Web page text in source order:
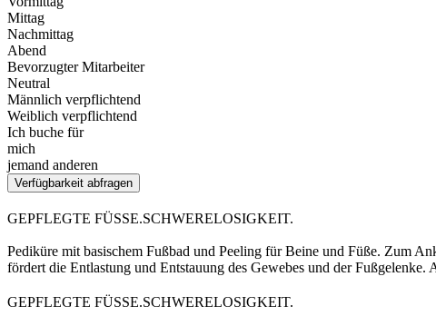
Mittag
Nachmittag
Abend
Bevorzugter Mitarbeiter
Neutral
Männlich verpflichtend
Weiblich verpflichtend
Ich buche für
mich
jemand anderen
Verfügbarkeit abfragen
GEPFLEGTE FÜSSE.SCHWERELOSIGKEIT.
Pediküre mit basischem Fußbad und Peeling für Beine und Füße. Zum
fördert die Entlastung und Entstauung des Gewebes und der
GEPFLEGTE FÜSSE.SCHWERELOSIGKEIT.